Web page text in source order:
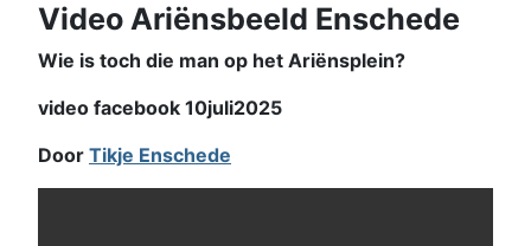
Video Ariënsbeeld Enschede
Wie is toch die man op het Ariënsplein?
video facebook 10juli2025
Door Tikje Enschede